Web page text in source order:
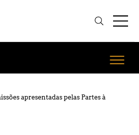
apresentadas pelas Partes à